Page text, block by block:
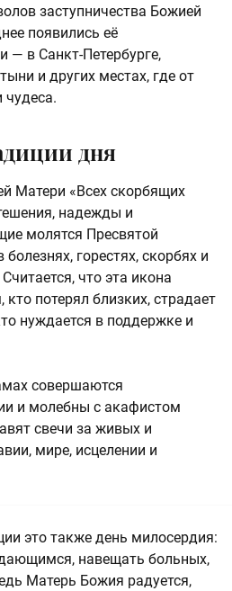
заступничества Божией
появились её
— в Санкт-Петербурге,
и других местах, где от
чудеса.
дня
Матери «Всех скорбящих
надежды и
молятся Пресвятой
горестях, скорбях и
что эта икона
потерял близких, страдает
нуждается в поддержке и
совершаются
и молебны с акафистом
свечи за живых и
мире, исцелении и
это также день милосердия:
навещать больных,
Матерь Божия радуется,